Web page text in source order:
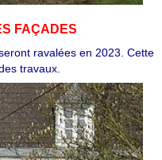
FAÇADES
ravalées en 2023. Cette
travaux.